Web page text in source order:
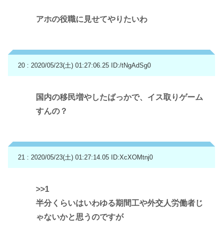
アホの役職に見せてやりたいわ
20 : 2020/05/23(土) 01:27:06.25 ID:/tNgAdSg0
国内の移民増やしたばっかで、イス取りゲーム
すんの？
21 : 2020/05/23(土) 01:27:14.05 ID:XcXOMtnj0
>>1
半分くらいはいわゆる期間工や外交人労働者じ
ゃないかと思うのですが